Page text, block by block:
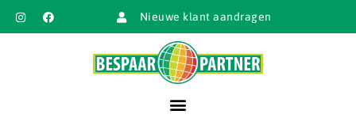
Nieuwe klant aandragen